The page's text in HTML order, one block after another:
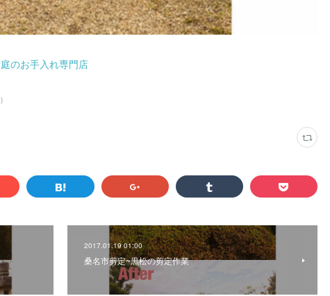
のお手入れ専門店
)
2017.01.19 01:00
桑名市剪定~黒松の剪定作業